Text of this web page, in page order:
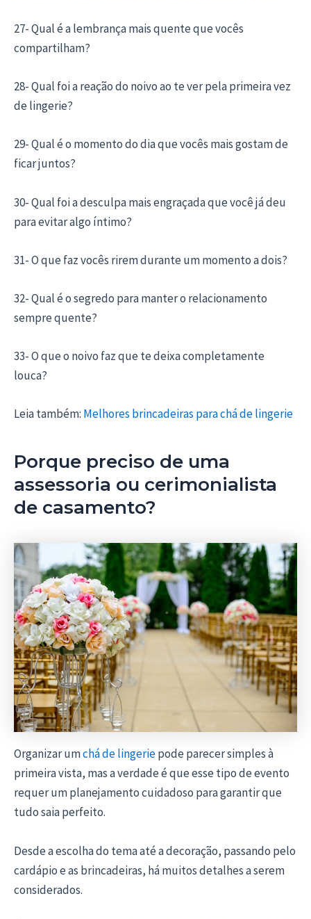
27- Qual é a lembrança mais quente que vocês
compartilham?
28- Qual foi a reação do noivo ao te ver pela primeira vez
de lingerie?
29- Qual é o momento do dia que vocês mais gostam de
ficar juntos?
30- Qual foi a desculpa mais engraçada que você já deu
para evitar algo íntimo?
31- O que faz vocês rirem durante um momento a dois?
32- Qual é o segredo para manter o relacionamento
sempre quente?
33- O que o noivo faz que te deixa completamente
louca?
Leia também: Melhores brincadeiras para chá de lingerie
Porque preciso de uma
assessoria ou cerimonialista
de casamento?
Organizar umchá de lingeriepode parecer simples à
primeira vista, mas a verdade é que esse tipo de evento
requer um planejamento cuidadoso para garantir que
tudo saia perfeito.
Desde a escolha do tema até a decoração, passando pelo
cardápio e as brincadeiras, há muitos detalhes a serem
considerados.